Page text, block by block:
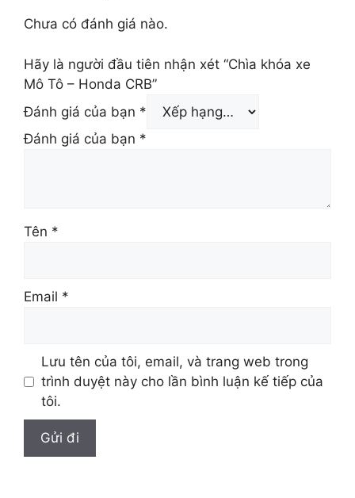
Chưa có đánh giá nào.
Hãy là người đầu tiên nhận xét “Chìa khóa xe
Mô Tô – Honda CRB”
Đánh giá của bạn *
Đánh giá của bạn *
Tên *
Email *
Lưu tên của tôi, email, và trang web trong
trình duyệt này cho lần bình luận kế tiếp của
tôi.